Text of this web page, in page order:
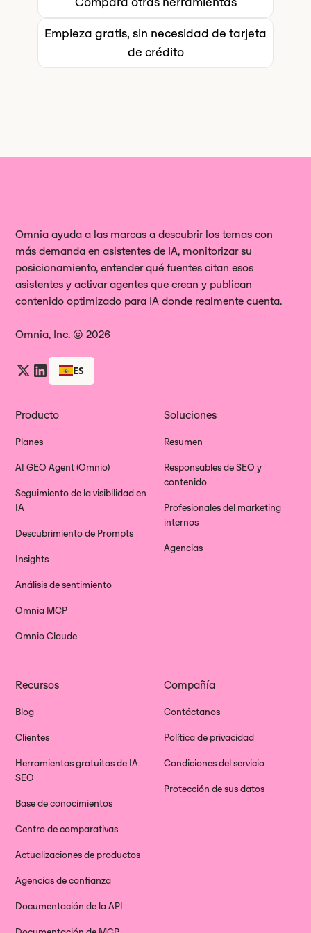
sin límites.
la Omnia : la acción surge
directamente de la información
Si necesitas comprender
exactamente por qué una acción
concreta influirá en tu Visibilidad en
IA llevarla a cabo, la capa de
página.
especifica su metodología de
ejecución geográfica.
Empieza gratis, sin necesidad de tarjeta
de crédito
Omnia ayuda a las marcas a descubrir los temas con
más demanda en asistentes de IA, monitorizar su
posicionamiento, entender qué fuentes citan esos
asistentes y activar agentes que crean y publican
contenido optimizado para IA donde realmente cuenta.
Omnia, Inc. © 2026
ES
Producto
Planes
AI GEO Agent (Omnio)
Seguimiento de la visibilidad en
IA
Descubrimiento de Prompts
Insights
Análisis de sentimiento
Omnia MCP
Omnio Claude
Soluciones
Resumen
Responsables de SEO y
contenido
Profesionales del marketing
internos
Agencias
Recursos
Blog
Clientes
Herramientas gratuitas de IA
SEO
Base de conocimientos
Centro de comparativas
Actualizaciones de productos
Agencias de confianza
Documentación de la API
Compañía
Contáctanos
Política de privacidad
Condiciones del servicio
Protección de sus datos